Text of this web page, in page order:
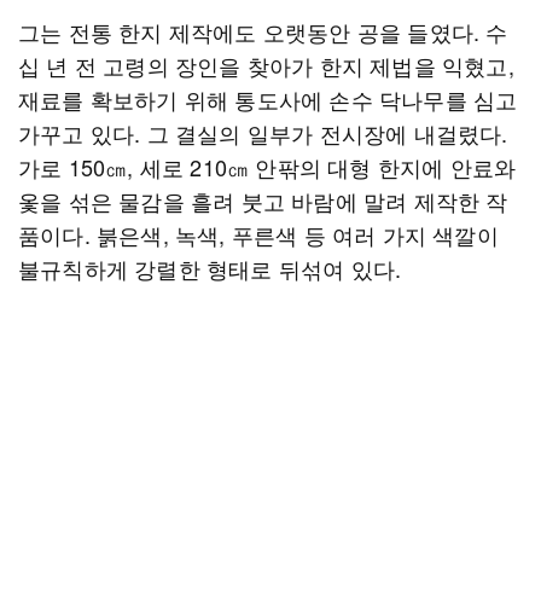
그는 전통 한지 제작에도 오랫동안 공을 들였다. 수
십 년 전 고령의 장인을 찾아가 한지 제법을 익혔고,
재료를 확보하기 위해 통도사에 손수 닥나무를 심고
가꾸고 있다. 그 결실의 일부가 전시장에 내걸렸다.
가로 150㎝, 세로 210㎝ 안팎의 대형 한지에 안료와
옻을 섞은 물감을 흘려 붓고 바람에 말려 제작한 작
품이다. 붉은색, 녹색, 푸른색 등 여러 가지 색깔이
불규칙하게 강렬한 형태로 뒤섞여 있다.